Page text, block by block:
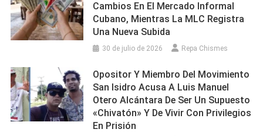
Cambios En El Mercado Informal
Cubano, Mientras La MLC Registra
Una Nueva Subida
30 de julio de 2026 Repa Chismes
Opositor Y Miembro Del Movimiento
San Isidro Acusa A Luis Manuel
Otero Alcántara De Ser Un Supuesto
«chivatón» Y De Vivir Con Privilegios
En Prisión